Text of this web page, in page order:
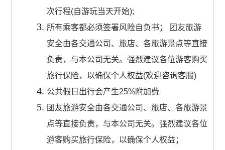
次行程(自游玩当天开始);
所有乘客都必须签署风险自负书； 团友旅游
安全由各交通公司、旅店、各旅游景点等直接
负责，与本公司无关。强烈建议各位游客购买
旅行保险，以确保个人权益(欢迎咨询客服)
公共假日出行会产生25%附加费
团友旅游安全由各交通公司、旅店、各旅游景
点等直接负责，与本公司无关。强烈建议各位
游客购买旅行保险，以确保个人权益；